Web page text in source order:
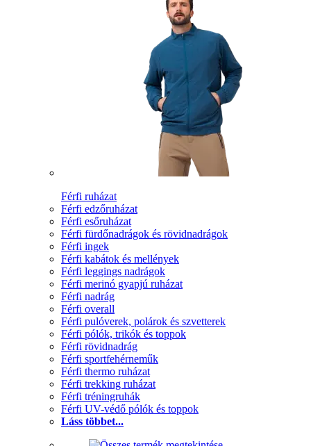
Férfi ruházat
Férfi edzőruházat
Férfi esőruházat
Férfi fürdőnadrágok és rövidnadrágok
Férfi ingek
Férfi kabátok és mellények
Férfi leggings nadrágok
Férfi merinó gyapjú ruházat
Férfi nadrág
Férfi overall
Férfi pulóverek, polárok és szvetterek
Férfi pólók, trikók és toppok
Férfi rövidnadrág
Férfi sportfehérneműk
Férfi thermo ruházat
Férfi trekking ruházat
Férfi tréningruhák
Férfi UV-védő pólók és toppok
Láss többet...